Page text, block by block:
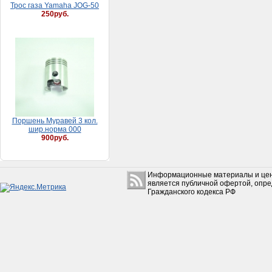
Трос газа Yamaha JOG-50
250руб.
Поршень Муравей 3 кол.
шир.норма 000
900руб.
Информационные материалы и
является публичной офертой,
Гражданского кодекса РФ